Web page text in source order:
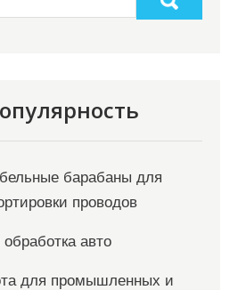
барабаны для
проводов
авто
для промышленных и